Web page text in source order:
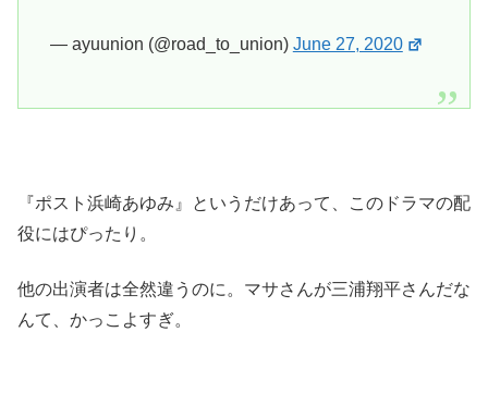
— ayuunion (@road_to_union) June 27, 2020
『ポスト浜崎あゆみ』というだけあって、このドラマの配
役にはぴったり。
他の出演者は全然違うのに。マサさんが三浦翔平さんだな
んて、かっこよすぎ。